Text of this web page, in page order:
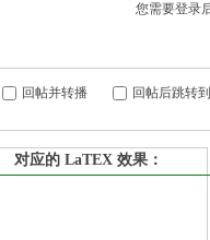
您需要登录
回帖并转播 回帖后跳转
对应的 LaTEX 效果：